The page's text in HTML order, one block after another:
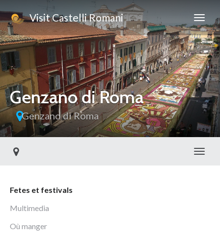
Visit Castelli Romani
Genzano di Roma
Genzano di Roma
Fetes et festivals
Multimedia
Où manger